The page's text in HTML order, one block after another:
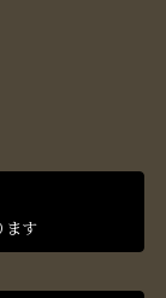
ます